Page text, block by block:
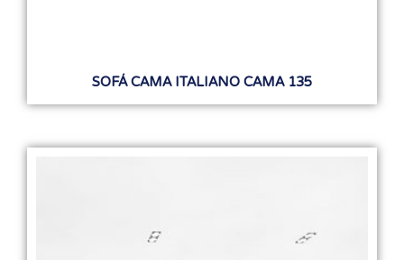
SOFÁ CAMA ITALIANO CAMA 135